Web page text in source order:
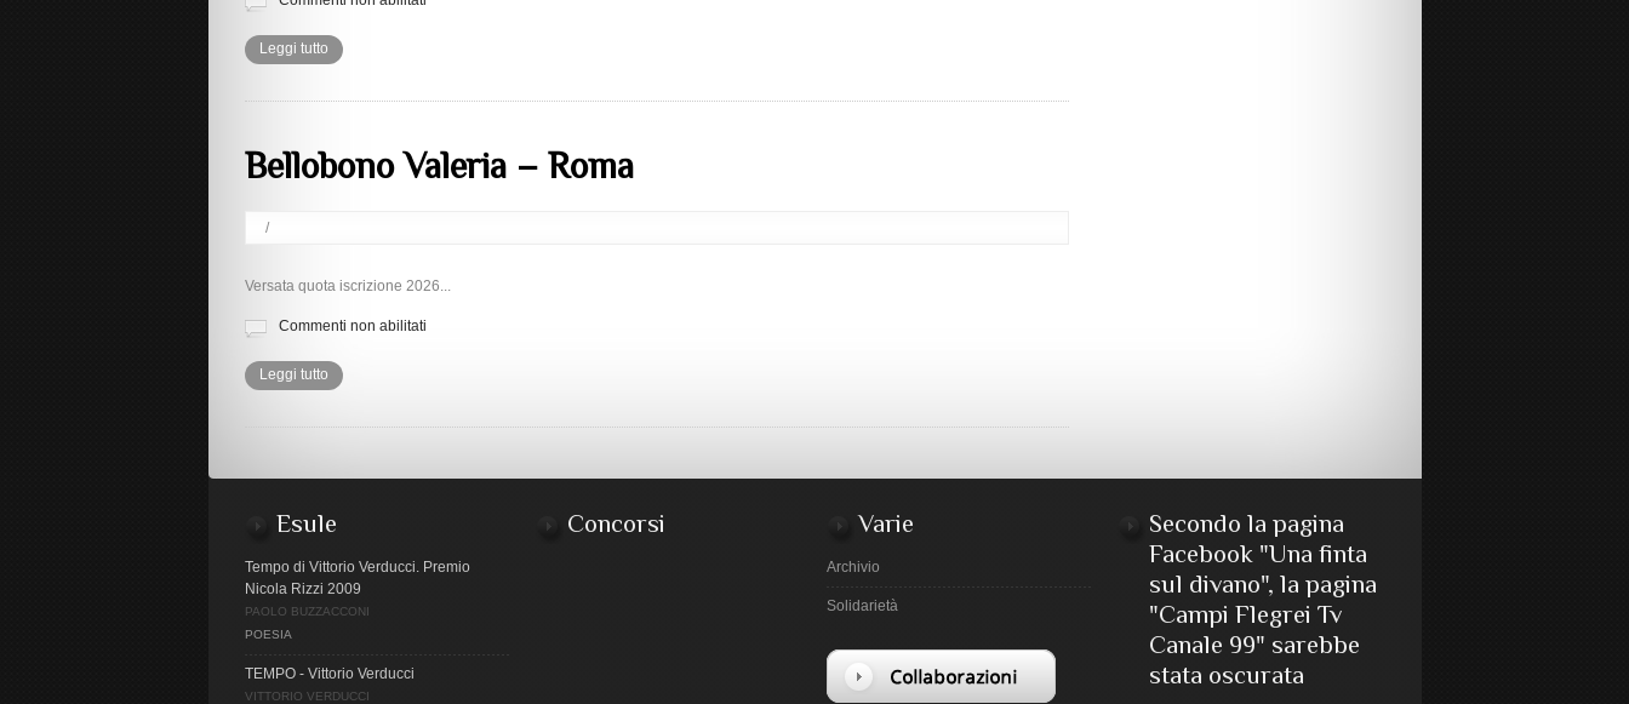
Leggi tutto
Bellobono Valeria – Roma
/
Versata quota iscrizione 2026...
Commenti non abilitati
Leggi tutto
Esule
Tempo di Vittorio Verducci. Premio
Nicola Rizzi 2009
PAOLO BUZZACCONI
POESIA
TEMPO - Vittorio Verducci
VITTORIO VERDUCCI
Concorsi Varie
Archivio
Solidarietà
Secondo la pagina
Facebook "Una finta
sul divano", la pagina
"Campi Flegrei Tv
Canale 99" sarebbe
stata oscurata